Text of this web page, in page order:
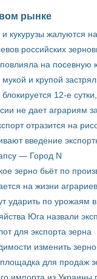
рынке
кукурузы жалуются
российских
на
мукой и крупой
12-е
не дает аграриям
отразится на
введение
— Город N
зерно бьёт по
на жизни аграриев
ударить по урожаям
Юга назвали
для экспорта зерна
изменить
площадка для продаж